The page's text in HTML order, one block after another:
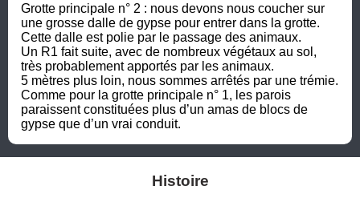
Grotte principale n° 2 : nous devons nous coucher sur
une grosse dalle de gypse pour entrer dans la grotte.
Cette dalle est polie par le passage des animaux.
Un R1 fait suite, avec de nombreux végétaux au sol,
très probablement apportés par les animaux.
5 mètres plus loin, nous sommes arrêtés par une trémie.
Comme pour la grotte principale n° 1, les parois
paraissent constituées plus d’un amas de blocs de
gypse que d’un vrai conduit.
Histoire